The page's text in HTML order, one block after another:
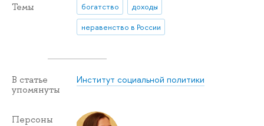
Темы богатство
доходы
неравенство в России
В статье
упомянуты
Институт социальной политики
Персоны